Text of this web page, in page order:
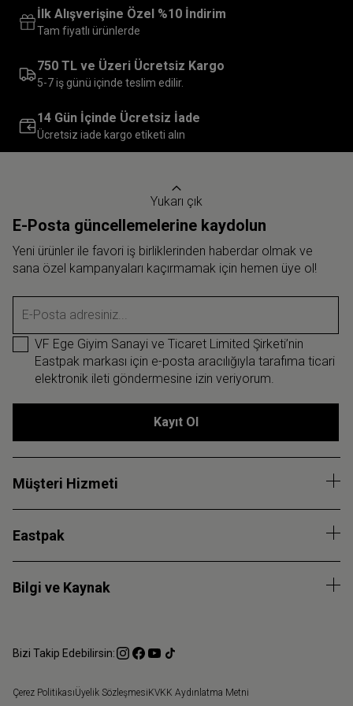
İlk Alışverişine Özel %10 İndirim
Tam fiyatlı ürünlerde
750 TL ve Üzeri Ücretsiz Kargo
5-7 iş günü içinde teslim edilir.
14 Gün İçinde Ücretsiz İade
Ücretsiz iade kargo etiketi alın
Yukarı çık
E-Posta güncellemelerine kaydolun
Yeni ürünler ile favori iş birliklerinden haberdar olmak ve
sana özel kampanyaları kaçırmamak için hemen üye ol!
E-Posta adresiniz...
VF Ege Giyim Sanayi ve Ticaret Limited Şirketi’nin
Eastpak markası için e-posta aracılığıyla tarafıma ticari
elektronik ileti göndermesine izin veriyorum.
Kayıt Ol
Müşteri Hizmeti
Eastpak
Bilgi ve Kaynak
Bizi Takip Edebilirsin:
Çerez PolitikasıÜyelik SözleşmesiKVKK Aydınlatma Metni